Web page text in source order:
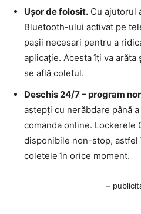
Ușor de folosit. Cu ajutorul
Bluetooth-ului activat pe
pașii necesari pentru a
aplicație. Acesta îți va
se află coletul.
Deschis 24/7 – program
aștepți cu nerăbdare până
comanda online. Lockerele
disponibile non-stop,
coletele în orice moment.
–